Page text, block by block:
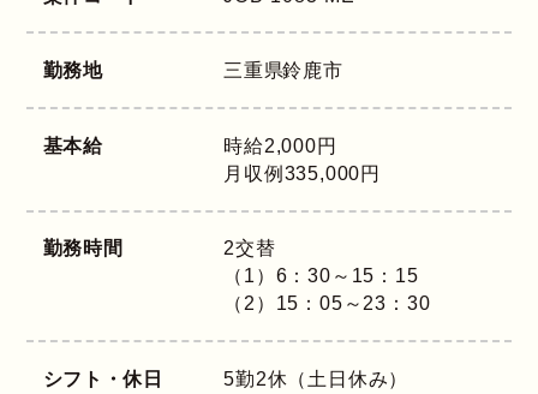
勤務地 三重県鈴鹿市
基本給
時給2,000円
月収例335,000円
勤務時間
2交替
（1）6：30～15：15
（2）15：05～23：30
シフト・休日 5勤2休（土日休み）